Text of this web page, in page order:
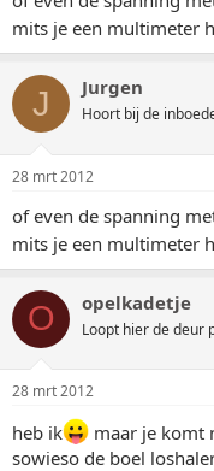
mits je een multimeter
J Jurgen
Hoort bij de
28 mrt 2012
of even de spanning
mits je een multimeter
O opelkadetje
Loopt hier de deur
28 mrt 2012
heb ik
maar je komt
sowieso de boel